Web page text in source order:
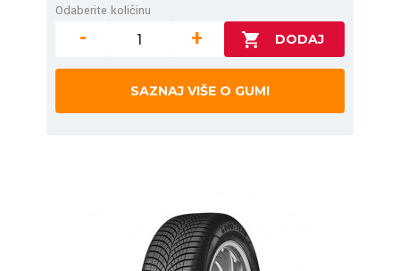
Odaberite količinu
- +
SAZNAJ VIŠE O GUMI